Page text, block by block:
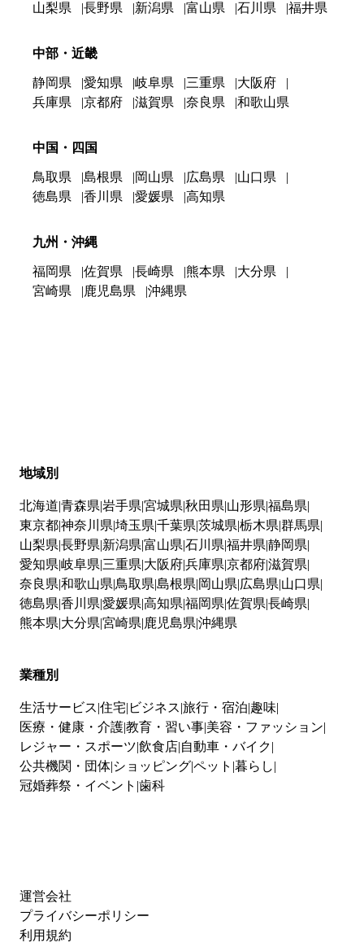
山梨県 長野県 新潟県 富山県 石川県 福井県
中部・近畿
静岡県 愛知県 岐阜県 三重県
大阪府
兵庫県
京都府 滋賀県 奈良県 和歌山県
中国・四国
鳥取県 島根県 岡山県 広島県
山口県
徳島県
香川県 愛媛県 高知県
九州・沖縄
福岡県 佐賀県 長崎県 熊本県
大分県
宮崎県
鹿児島県 沖縄県
地域別
北海道 青森県 岩手県 宮城県 秋田県 山形県 福島県
東京都神奈川県 埼玉県 千葉県 茨城県 栃木県 群馬県
山梨県 長野県 新潟県 富山県 石川県 福井県 静岡県
愛知県 岐阜県 三重県 大阪府兵庫県 京都府滋賀県
奈良県 和歌山県 鳥取県 島根県 岡山県 広島県 山口県
徳島県 香川県 愛媛県 高知県 福岡県 佐賀県 長崎県
熊本県 大分県 宮崎県 鹿児島県 沖縄県
業種別
生活サービス 住宅 ビジネス 旅行・宿泊 趣味
医療・健康・介護教育・習い事 美容・ファッション
レジャー・スポーツ 飲食店 自動車・バイク
公共機関・団体 ショッピングペット 暮らし
冠婚葬祭・イベント 歯科
運営会社
プライバシーポリシー
利用規約